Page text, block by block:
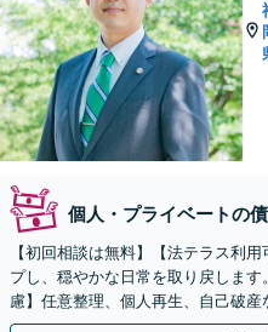
個人・プライベートの
【初回相談は無料】【法テラス利
プし、穏やかな日常を取り戻しま
慮】任意整理、個人再生、自己破
決策ご提案いたします。【事前の